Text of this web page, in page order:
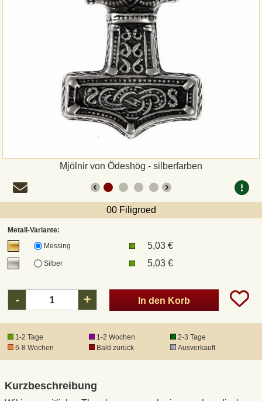
Mjölnir von Ödeshög - silberfarben
00 Filigroed
Metall-Variante:
Messing
5,03 €
Silber 5,03 €
- + In den Korb
1-2 Tage 1-2 Wochen
2-3 Tage
6-8 Wochen
Bald zurück Ausverkauft
Kurzbeschreibung
UPS
DHL Paket
DPD
Waffenrecht und FSK 18
Produkthaftung